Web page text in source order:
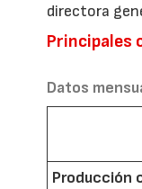
directora
Principales
Datos
Producción